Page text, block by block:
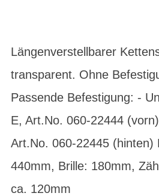
Längenverstellbarer
transparent. Ohne
Passende Befestigung: -
E, Art.No. 060-22444
Art.No. 060-22445 (hinten)
440mm, Brille: 180mm,
ca. 120mm